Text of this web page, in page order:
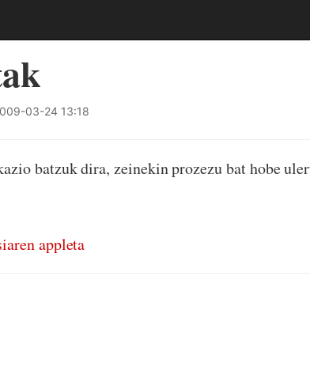
03-24 13:18
batzuk dira, zeinekin prozezu bat hobe
appleta